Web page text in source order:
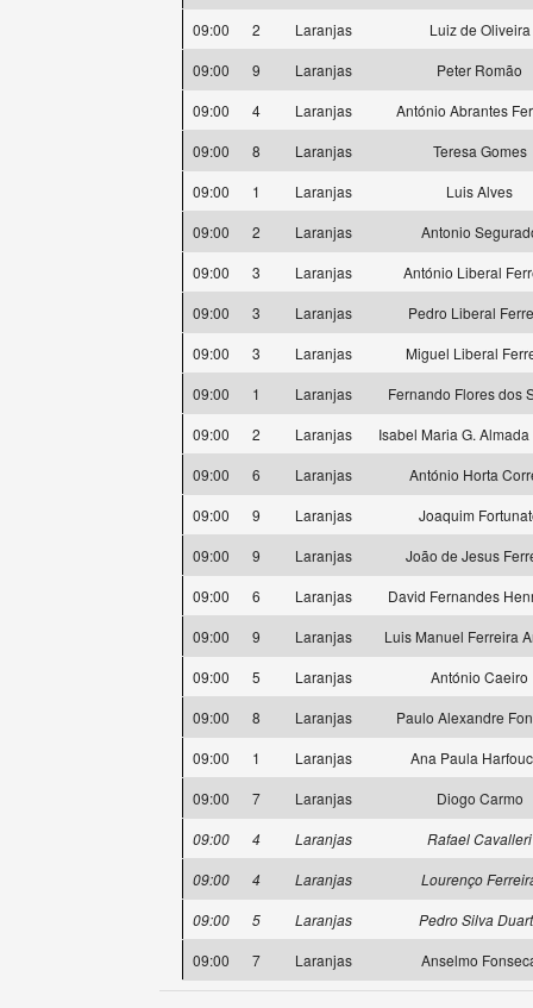
09:00
2 Laranjas
Luiz de Oliveira
09:00
9 Laranjas
Peter Romão
09:00
4 Laranjas
António Abrantes
09:00
8 Laranjas
Teresa Gomes
09:00
1 Laranjas
Luis Alves
09:00
2 Laranjas
Antonio
09:00
3 Laranjas
António Liberal
09:00
3 Laranjas
Pedro Liberal
09:00
3 Laranjas
Miguel Liberal
09:00
1 Laranjas
Fernando Flores dos
09:00
2 Laranjas
Isabel Maria G.
09:00
6 Laranjas
António Horta
09:00
9 Laranjas
Joaquim
09:00
9 Laranjas
João de Jesus
09:00
6 Laranjas
David Fernandes
09:00
9 Laranjas
Luis Manuel Ferreira
09:00
5 Laranjas
António Caeiro
09:00
8 Laranjas
Paulo Alexandre
09:00
1 Laranjas
Ana Paula
09:00
7 Laranjas
Diogo Carmo
09:00
4 Laranjas
Rafael Cavalleri
09:00
4 Laranjas
Lourenço
09:00
5 Laranjas
Pedro Silva
09:00
7 Laranjas Anselmo